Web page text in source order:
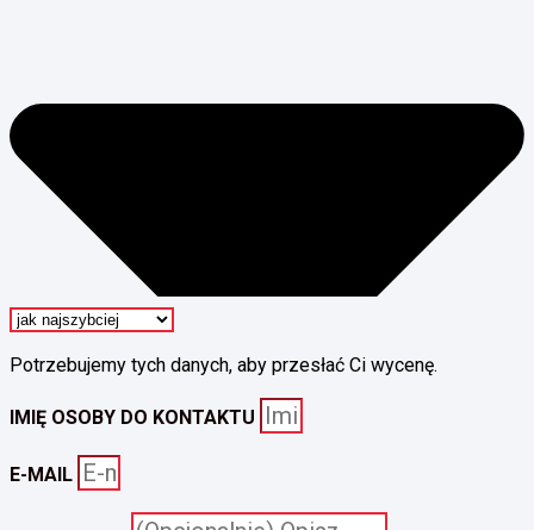
Potrzebujemy tych danych, aby przesłać Ci wycenę.
IMIĘ OSOBY DO KONTAKTU
E-MAIL